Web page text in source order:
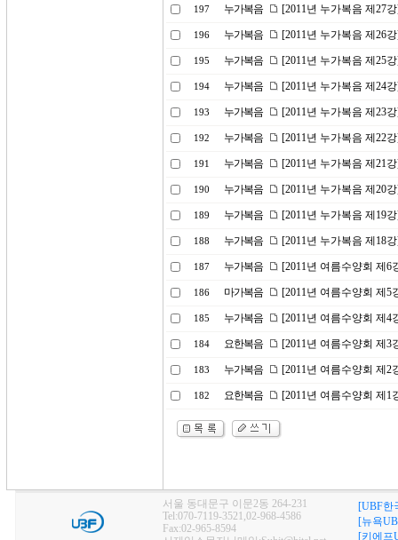
197 누가복음 [2011년 누가복음 제27
196 누가복음 [2011년 누가복음 제26
195 누가복음 [2011년 누가복음 제25
194 누가복음 [2011년 누가복음 제24
193 누가복음 [2011년 누가복음 제23
192 누가복음 [2011년 누가복음 제22
191 누가복음 [2011년 누가복음 제21
190 누가복음 [2011년 누가복음 제20
189 누가복음 [2011년 누가복음 제19
188 누가복음 [2011년 누가복음 제18
187 누가복음 [2011년 여름수양회 제
186 마가복음 [2011년 여름수양회 제
185 누가복음 [2011년 여름수양회 제
184 요한복음 [2011년 여름수양회 제
183 누가복음 [2011년 여름수양회 제
182 요한복음 [2011년 여름수양회 제
서울 동대문구 이문2동 264-231
Tel:070-7119-3521,02-968-4586
Fax:02-965-8594
[UBF한
[뉴욕
[키에프